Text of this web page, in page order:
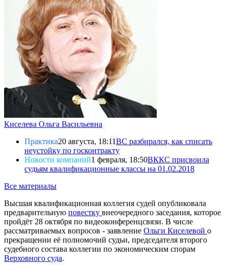
Киселева Ольга Васильевна
Практика20 августа, 18:11ВС разбирался, как списать
неустойку по госконтракту
Новости компаний1 февраля, 18:50ВККС присвоила
судьям квалификационные классы на 01.02.2018
Все материалы
Высшая квалификационная коллегия судей опубликовала
предварительную повестку внеочередного заседания, которое
пройдёт 28 октября по видеоконференцсвязи. В числе
рассматриваемых вопросов - заявление Ольги Киселевой о
прекращении её полномочий судьи, председателя второго
судебного состава коллегии по экономическим спорам
Верховного суда.